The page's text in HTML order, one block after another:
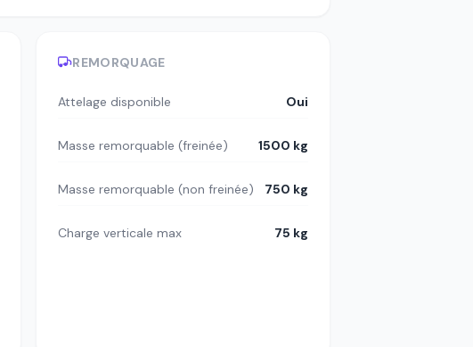
REMORQUAGE
Attelage disponible Oui
Masse remorquable (freinée) 1500 kg
Masse remorquable (non freinée) 750 kg
Charge verticale max 75 kg